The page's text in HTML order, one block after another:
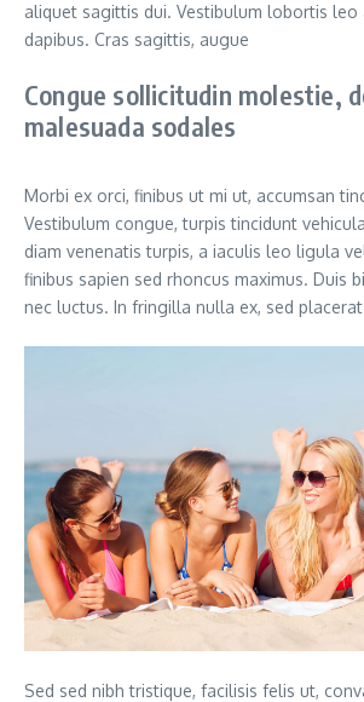
aliquet sagittis dui. Vestibulum lobortis leo
dapibus. Cras sagittis, augue
Congue sollicitudin molestie,
malesuada sodales
Morbi ex orci, finibus ut mi ut, accumsan
Vestibulum congue, turpis tincidunt
diam venenatis turpis, a iaculis leo ligula
finibus sapien sed rhoncus maximus. Duis
nec luctus. In fringilla nulla ex, sed
Sed sed nibh tristique, facilisis felis ut,